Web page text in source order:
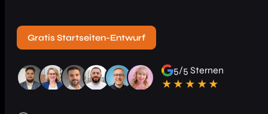
Gratis Startseiten-Entwurf
5/5 Sternen
★★★★★